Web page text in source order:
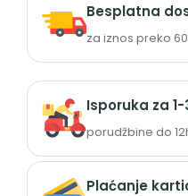
Besplatna
za iznos preko
Isporuka za
porudžbine do
Plaćanje